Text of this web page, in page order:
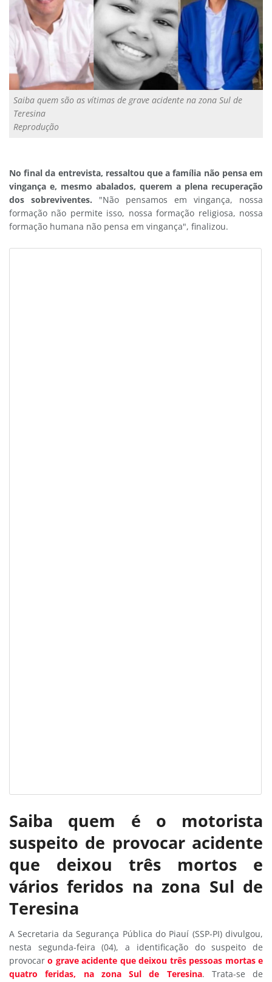
Saiba quem são as vítimas de grave acidente na zona Sul de
Teresina
Reprodução
No final da entrevista, ressaltou que a família não pensa em
vingança e, mesmo abalados, querem a plena recuperação
dos sobreviventes. "Não pensamos em vingança, nossa
formação não permite isso, nossa formação religiosa, nossa
formação humana não pensa em vingança", finalizou.
Saiba quem é o motorista
suspeito de provocar acidente
que deixou três mortos e
vários feridos na zona Sul de
Teresina
A Secretaria da Segurança Pública do Piauí (SSP-PI) divulgou,
nesta segunda-feira (04), a identificação do suspeito de
provocaro grave acidente que deixou três pessoas mortas e
quatro feridas, na zona Sul de Teresina. Trata-se de